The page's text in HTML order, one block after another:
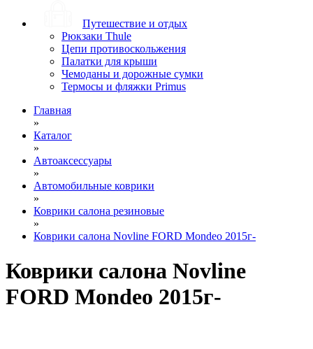
Путешествие и отдых
Рюкзаки Thule
Цепи противоскольжения
Палатки для крыши
Чемоданы и дорожные сумки
Термосы и фляжки Primus
Главная
»
Каталог
»
Автоаксессуары
»
Автомобильные коврики
»
Коврики салона резиновые
»
Коврики салона Novline FORD Mondeo 2015г-
Коврики салона Novline
FORD Mondeo 2015г-